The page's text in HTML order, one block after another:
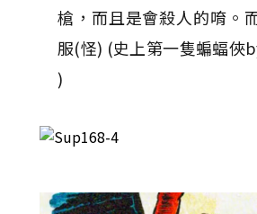
槍，而且是會殺人的唷。
服(怪) (史上第一隻蝙蝠俠
)